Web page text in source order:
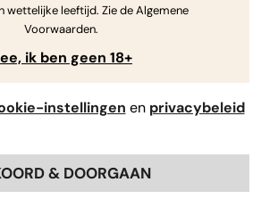
Blogs
wettelijke leeftijd. Zie de Algemene
Voorwaarden.
ik ben geen 18+
instellingen en privacybeleid
& DOORGAAN